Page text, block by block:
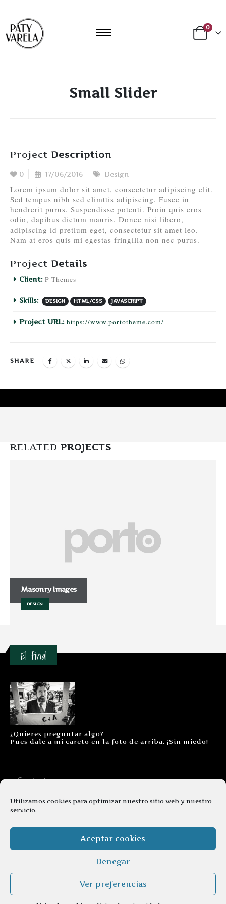
Utilizamos cookies para optimizar nuestro sitio web y nuestro
servicio.
Aceptar cookies
Denegar
Ver preferencias
0
Small Slider
Project Description
0 17/06/2016 Design
Lorem ipsum dolor sit amet, consectetur adipiscing elit.
Sed tempus nibh sed elimttis adipiscing. Fusce in
hendrerit purus. Suspendisse potenti. Proin quis eros
odio, dapibus dictum mauris. Donec nisi libero,
adipiscing id pretium eget, consectetur sit amet leo.
Nam at eros quis mi egestas fringilla non nec purus.
Project Details
Client: P-Themes
Skills: DESIGN HTML/CSS JAVASCRIPT
Project URL: https://www.portotheme.com/
SHARE
RELATED PROJECTS
Masonry Images
DESIGN
El final
¿Quieres preguntar algo?
Pues dale a mi careto en la foto de arriba. ¡Sin miedo!
Contacto
Aviso legal
© copyright 2026. Todos los derechos reservados.